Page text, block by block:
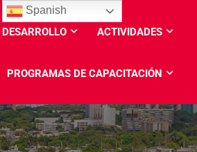
ACTIVIDADES
PROGRAMAS DE CAPACITACIÓN
Spanish